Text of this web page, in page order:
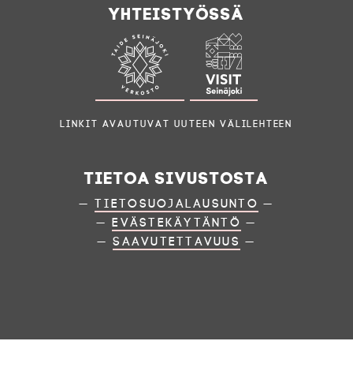
Yhteistyössä
Linkit avautuvat uuteen välilehteen
Tietoa sivustosta
—Tietosuojalausunto —
—Evästekäytäntö —
—Saavutettavuus —